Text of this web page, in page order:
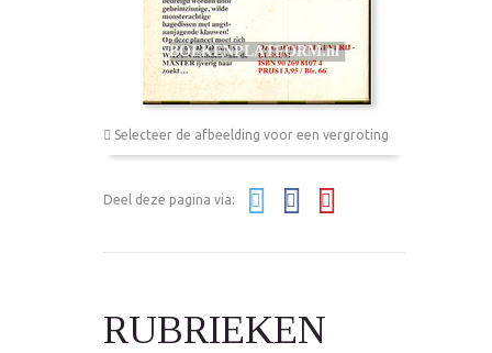
Selecteer de afbeelding voor een vergroting
Deel deze pagina via:
RUBRIEKEN